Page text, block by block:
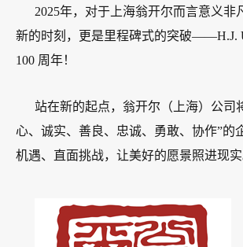
2025年，对于上海翁开尔而言意义非
新的时刻，更是里程碑式的突破——H.J.
100 周年！
站在新的起点，翁开尔（上海）公司
心、诚实、善良、忠诚、勇敢、协作”的
机遇、直面挑战，让美好的愿景照进现实